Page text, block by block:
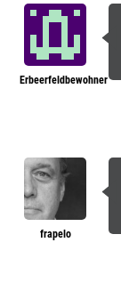
Erbeerfeldbewohner
frapelo